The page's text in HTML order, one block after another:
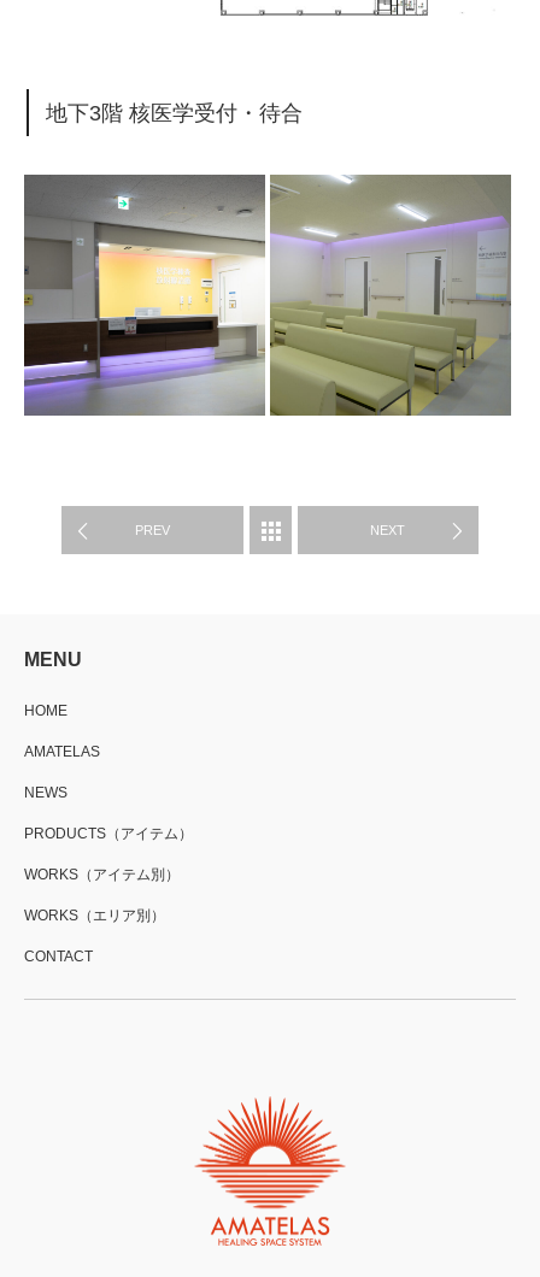
地下3階 核医学受付・待合
PREV
WORKS NEXT
MENU
HOME
AMATELAS
NEWS
PRODUCTS（アイテム）
WORKS（アイテム別）
WORKS（エリア別）
CONTACT